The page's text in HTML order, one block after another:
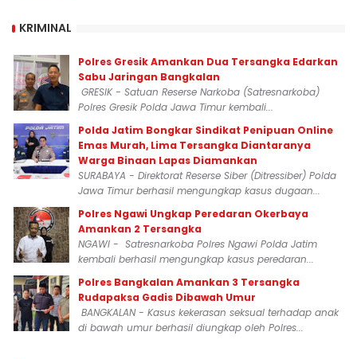
KRIMINAL
Polres Gresik Amankan Dua Tersangka Edarkan
Sabu Jaringan Bangkalan
GRESIK - Satuan Reserse Narkoba (Satresnarkoba)
Polres Gresik Polda Jawa Timur kembali...
Polda Jatim Bongkar Sindikat Penipuan Online
Emas Murah, Lima Tersangka Diantaranya
Warga Binaan Lapas Diamankan
SURABAYA - Direktorat Reserse Siber (Ditressiber) Polda
Jawa Timur berhasil mengungkap kasus dugaan...
Polres Ngawi Ungkap Peredaran Okerbaya
Amankan 2 Tersangka
NGAWI - Satresnarkoba Polres Ngawi Polda Jatim
kembali berhasil mengungkap kasus peredaran...
Polres Bangkalan Amankan 3 Tersangka
Rudapaksa Gadis Dibawah Umur
BANGKALAN - Kasus kekerasan seksual terhadap anak
di bawah umur berhasil diungkap oleh Polres...